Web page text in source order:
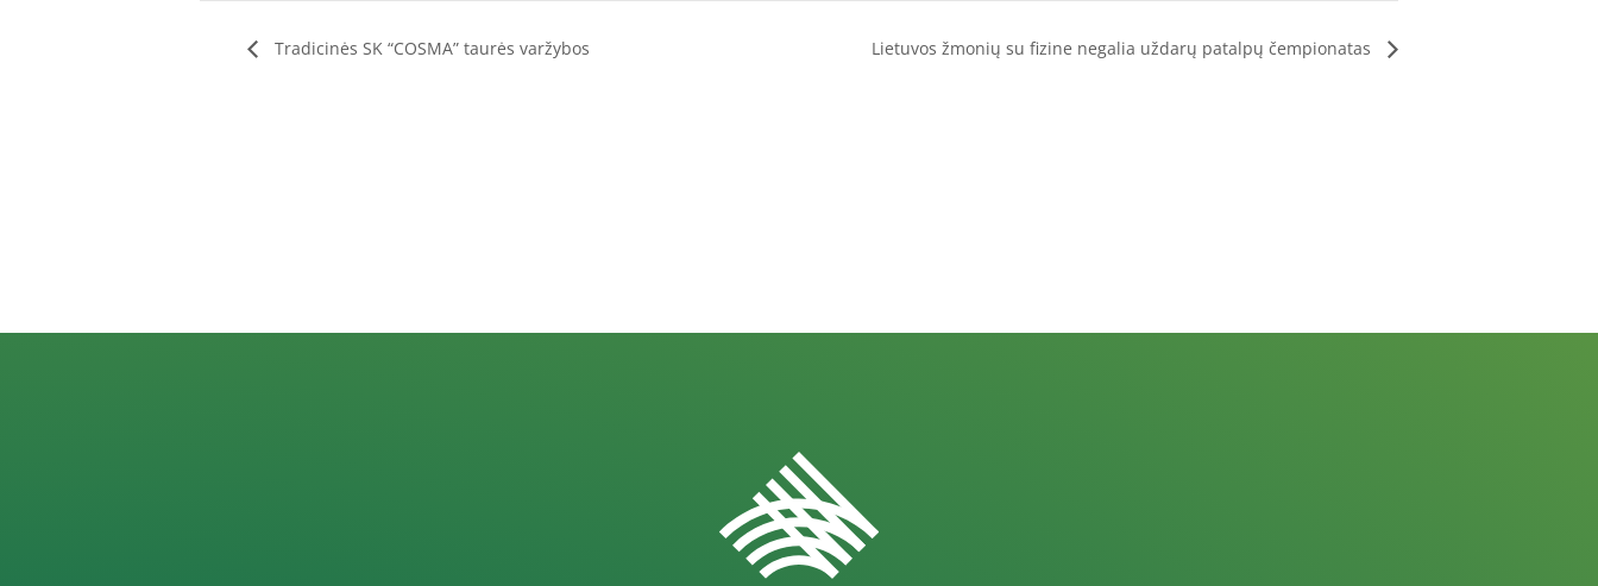
Tradicinės SK “COSMA” taurės varžybos Lietuvos žmonių su fizine negalia uždarų patalpų čempionatas